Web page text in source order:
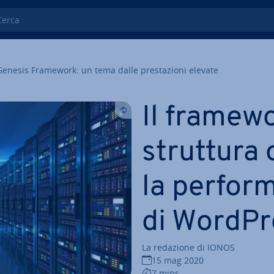
Framework: un tema dalle pre­sta­zio­ni elevate
Il
struttura
la
di
La redazione di IONOS
15 mag 2020